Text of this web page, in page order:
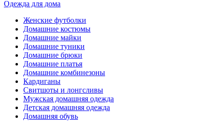
Одежда для дома
Женские футболки
Домашние костюмы
Домашние майки
Домашние туники
Домашние брюки
Домашние платья
Домашние комбинезоны
Кардиганы
Свитшоты и лонгсливы
Мужская домашняя одежда
Детская домашняя одежда
Домашняя обувь